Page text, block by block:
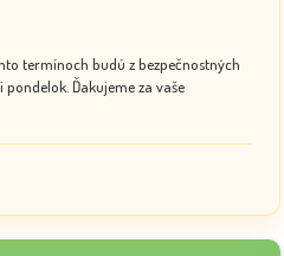
termínoch budú z bezpečnostných
Ďakujeme za vaše